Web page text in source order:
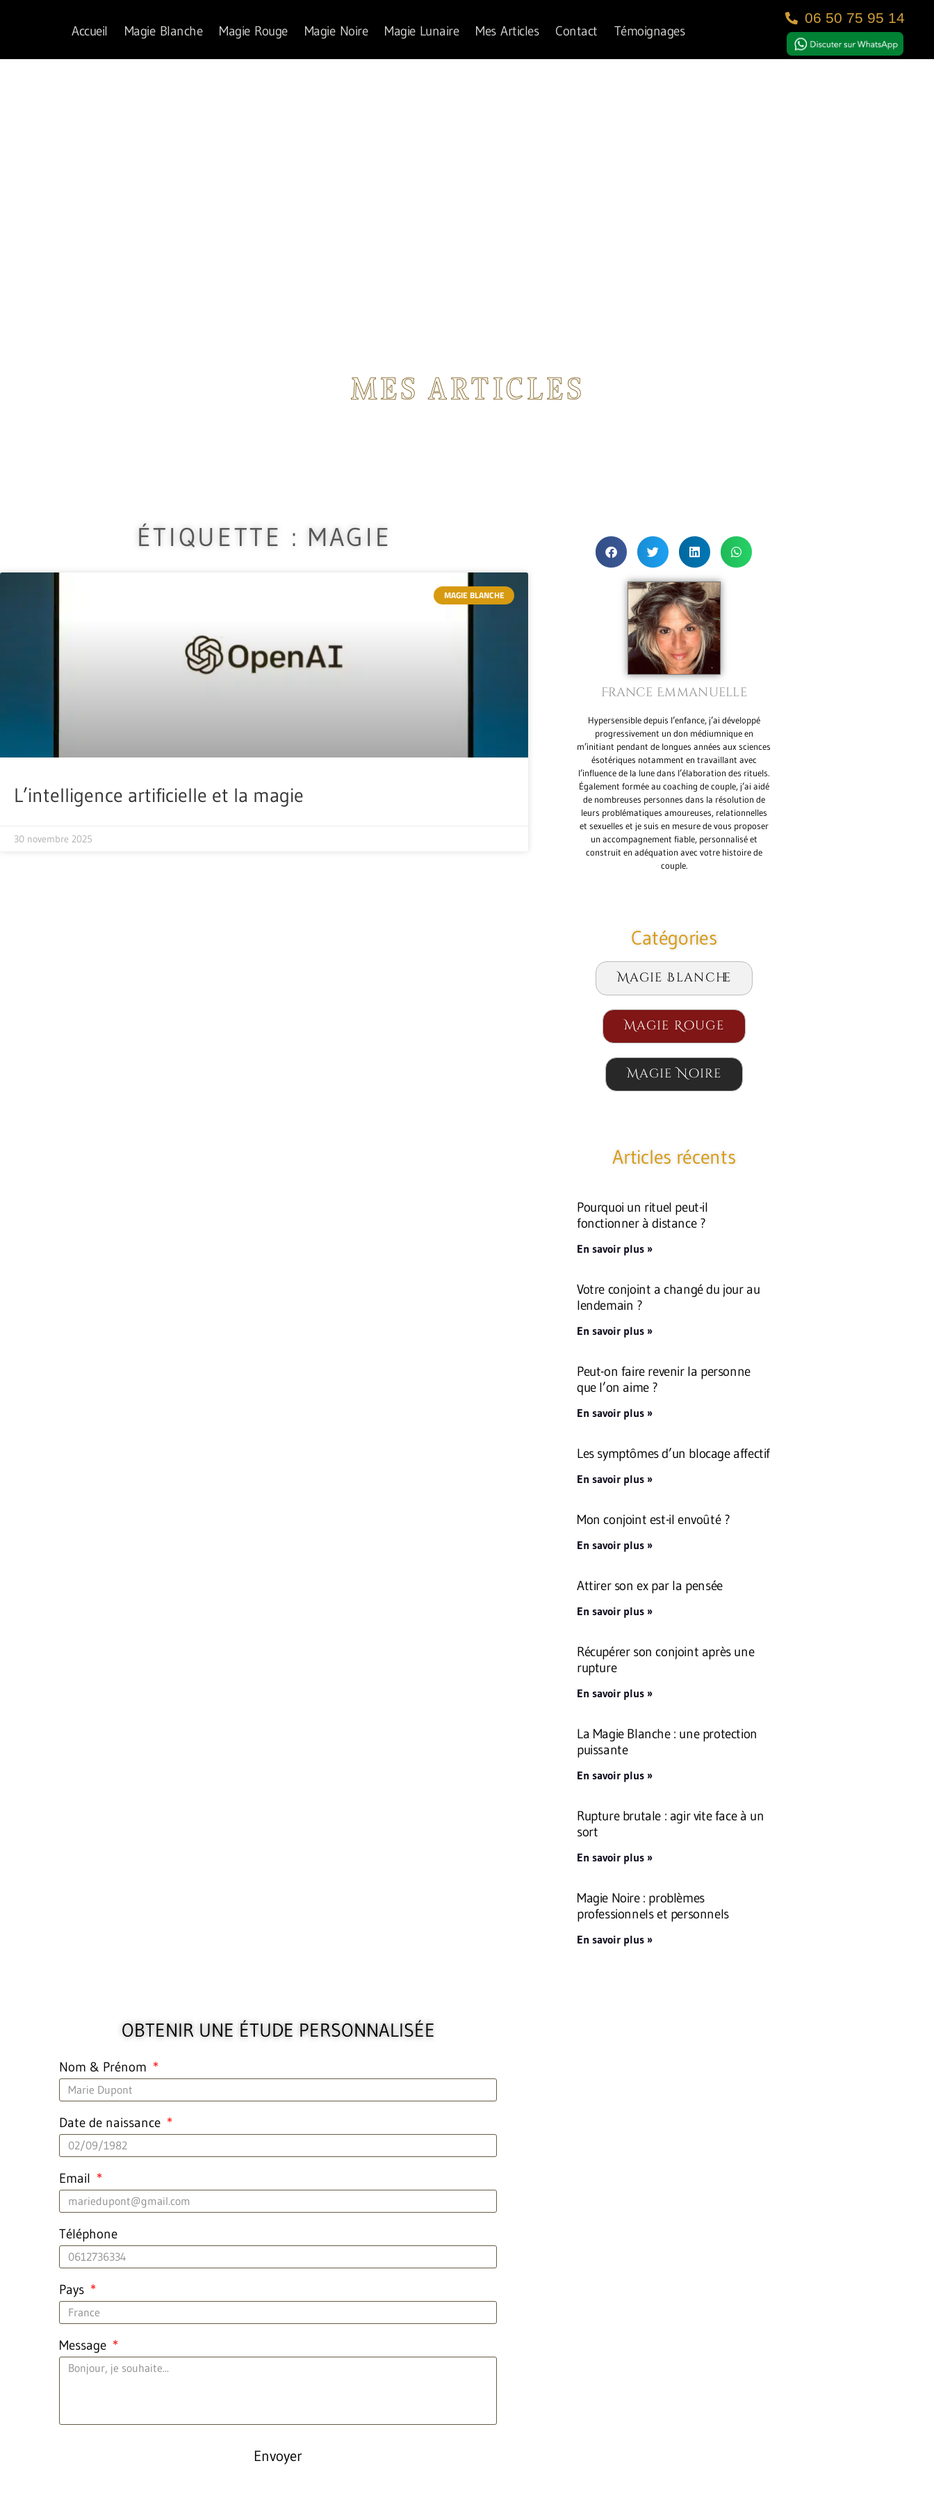
Accueil Magie Blanche Magie Rouge Magie Noire Magie Lunaire Mes Articles Contact Témoignages
06 50 75 95 14
MES ARTICLES
ÉTIQUETTE : MAGIE
MAGIE BLANCHE
L’intelligence artificielle et la magie
30 novembre 2025
France Emmanuelle
Hypersensible depuis l’enfance, j’ai développé
progressivement un don médiumnique en
m’initiant pendant de longues années aux sciences
ésotériques notamment en travaillant avec
l’influence de la lune dans l’élaboration des rituels.
Également formée au coaching de couple, j’ai aidé
de nombreuses personnes dans la résolution de
leurs problématiques amoureuses, relationnelles
et sexuelles et je suis en mesure de vous proposer
un accompagnement fiable, personnalisé et
construit en adéquation avec votre histoire de
couple.
Catégories
Magie Blanche
Magie Rouge
Magie Noire
Articles récents
Pourquoi un rituel peut-il
fonctionner à distance ?
En savoir plus »
Votre conjoint a changé du jour au
lendemain ?
En savoir plus »
Peut-on faire revenir la personne
que l’on aime ?
En savoir plus »
Les symptômes d’un blocage affectif
En savoir plus »
Mon conjoint est-il envoûté ?
En savoir plus »
Attirer son ex par la pensée
En savoir plus »
Récupérer son conjoint après une
rupture
En savoir plus »
La Magie Blanche : une protection
puissante
En savoir plus »
Rupture brutale : agir vite face à un
sort
En savoir plus »
Magie Noire : problèmes
professionnels et personnels
En savoir plus »
OBTENIR UNE ÉTUDE PERSONNALISÉE
Nom & Prénom
Date de naissance
Email
Téléphone
Pays
Message
Envoyer